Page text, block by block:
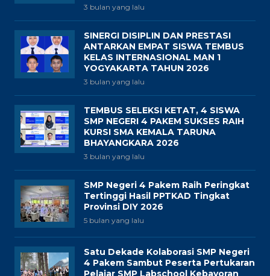
3 bulan yang lalu
SINERGI DISIPLIN DAN PRESTASI
ANTARKAN EMPAT SISWA TEMBUS
KELAS INTERNASIONAL MAN 1
YOGYAKARTA TAHUN 2026
3 bulan yang lalu
TEMBUS SELEKSI KETAT, 4 SISWA
SMP NEGERI 4 PAKEM SUKSES RAIH
KURSI SMA KEMALA TARUNA
BHAYANGKARA 2026
3 bulan yang lalu
SMP Negeri 4 Pakem Raih Peringkat
Tertinggi Hasil PPTKAD Tingkat
Provinsi DIY 2026
5 bulan yang lalu
Satu Dekade Kolaborasi SMP Negeri
4 Pakem Sambut Peserta Pertukaran
Pelajar SMP Labschool Kebayoran